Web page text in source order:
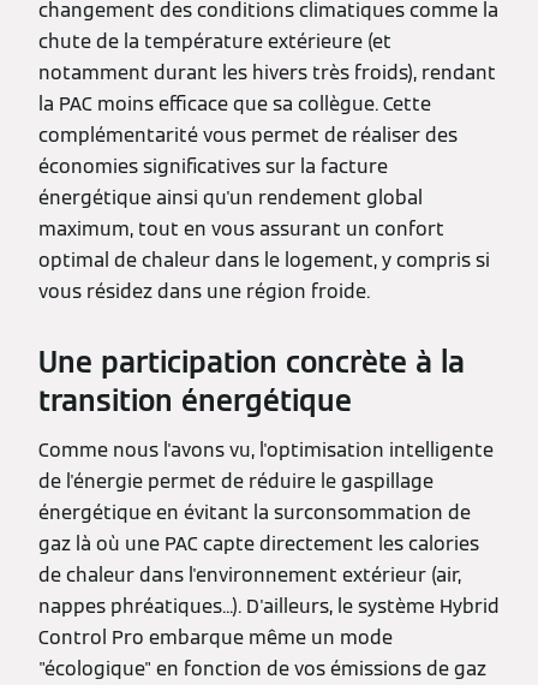
changement des conditions climatiques comme la
chute de la température extérieure (et
notamment durant les hivers très froids), rendant
la PAC moins efficace que sa collègue. Cette
complémentarité vous permet de réaliser des
économies significatives sur la facture
énergétique ainsi qu'un rendement global
maximum, tout en vous assurant un confort
optimal de chaleur dans le logement, y compris si
vous résidez dans une région froide.
Une participation concrète à la
transition énergétique
Comme nous l'avons vu, l'optimisation intelligente
de l'énergie permet de réduire le gaspillage
énergétique en évitant la surconsommation de
gaz là où une PAC capte directement les calories
de chaleur dans l'environnement extérieur (air,
nappes phréatiques...). D'ailleurs, le système Hybrid
Control Pro embarque même un mode
"écologique" en fonction de vos émissions de gaz